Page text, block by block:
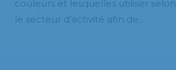
couleurs et lesquelles utiliser selon
le secteur d’activité afin de…